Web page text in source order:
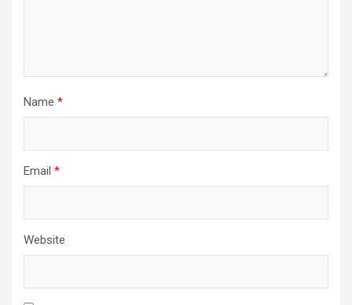
Name *
Email *
Website